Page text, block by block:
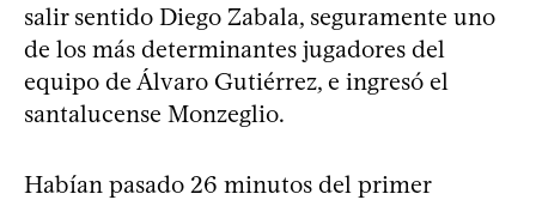
salir sentido Diego Zabala, seguramente uno
de los más determinantes jugadores del
equipo de Álvaro Gutiérrez, e ingresó el
santalucense Monzeglio.
Habían pasado 26 minutos del primer